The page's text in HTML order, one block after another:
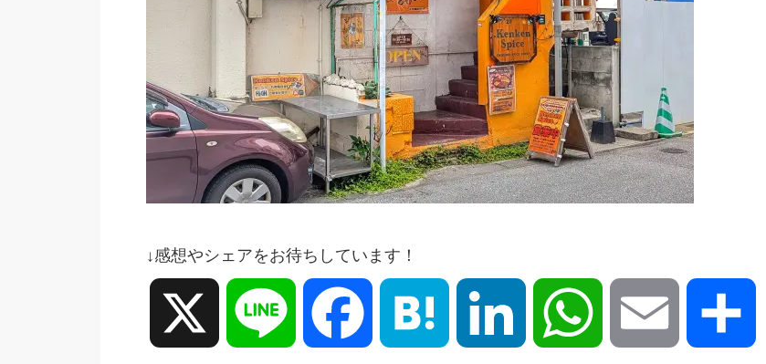
↓感想やシェアをお待ちしています！
Line Facebook Hatena LinkedIn WhatsApp Email